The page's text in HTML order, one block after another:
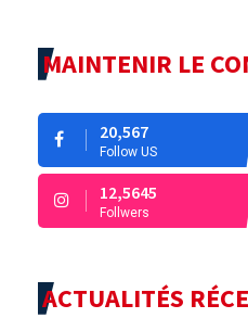
MAINTENIR LE
20,567
Follow US
12,5645
Follwers
ACTUALITÉS